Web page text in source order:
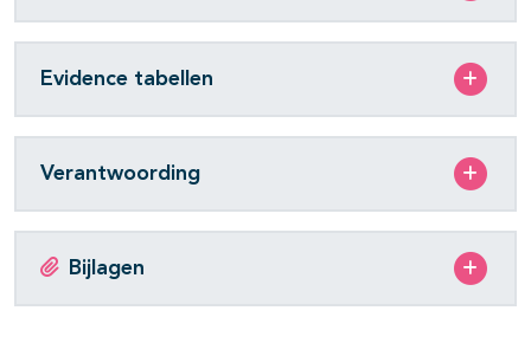
Evidence tabellen
Verantwoording
Bijlagen